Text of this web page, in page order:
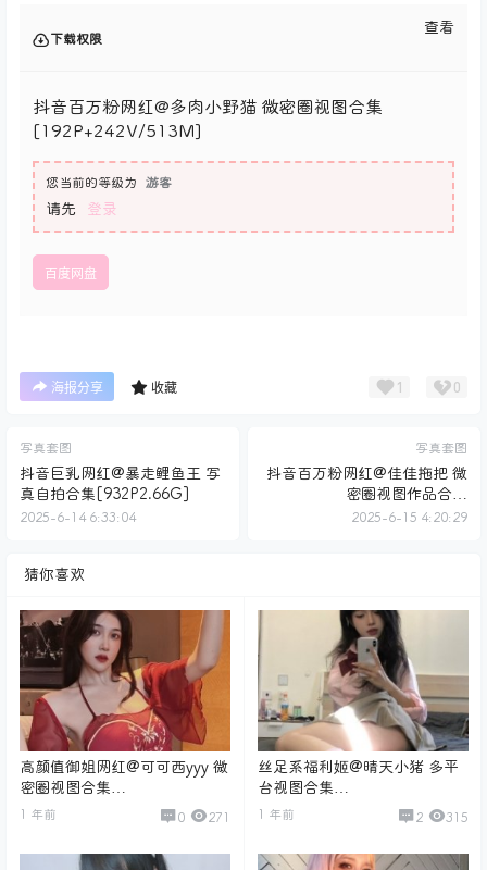
下载权限
查看
抖音百万粉网红@多肉小野猫 微密圈视图合集
[192P+242V/513M]
您当前的等级为 游客
请先 登录
百度网盘
海报分享 收藏 1 0
写真套图
抖音巨乳网红@暴走鲤鱼王 写
真自拍合集[932P2.66G]
2025-6-14 6:33:04
写真套图
抖音百万粉网红@佳佳拖把 微
密圈视图作品合集
[801P+199V4.68G]
2025-6-15 4:20:29
猜你喜欢
高颜值御姐网红@可可西yyy 微
密圈视图合集
[384P+104V/9.65G]
1 年前 0 271
丝足系福利姬@晴天小猪 多平
台视图合集
[362P+178V/11.1G]
1 年前 2 315